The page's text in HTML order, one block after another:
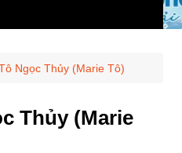
Ngọc Thủy (Marie Tô)
Thủy (Marie